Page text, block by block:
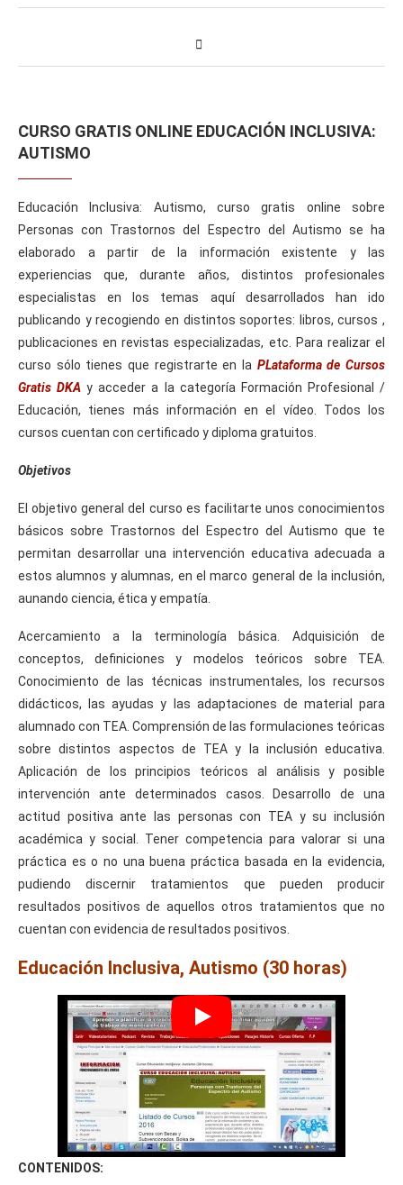
CURSO GRATIS ONLINE EDUCACIÓN INCLUSIVA:
AUTISMO
Educación Inclusiva: Autismo, curso gratis online sobre
Personas con Trastornos del Espectro del Autismo se ha
elaborado a partir de la información existente y las
experiencias que, durante años, distintos profesionales
especialistas en los temas aquí desarrollados han ido
publicando y recogiendo en distintos soportes: libros, cursos ,
publicaciones en revistas especializadas, etc. Para realizar el
curso sólo tienes que registrarte en la PLataforma de Cursos
Gratis DKA y acceder a la categoría Formación Profesional /
Educación, tienes más información en el vídeo. Todos los
cursos cuentan con certificado y diploma gratuitos.
Objetivos
El objetivo general del curso es facilitarte unos conocimientos
básicos sobre Trastornos del Espectro del Autismo que te
permitan desarrollar una intervención educativa adecuada a
estos alumnos y alumnas, en el marco general de la inclusión,
aunando ciencia, ética y empatía.
Acercamiento a la terminología básica. Adquisición de
conceptos, definiciones y modelos teóricos sobre TEA.
Conocimiento de las técnicas instrumentales, los recursos
didácticos, las ayudas y las adaptaciones de material para
alumnado con TEA. Comprensión de las formulaciones teóricas
sobre distintos aspectos de TEA y la inclusión educativa.
Aplicación de los principios teóricos al análisis y posible
intervención ante determinados casos. Desarrollo de una
actitud positiva ante las personas con TEA y su inclusión
académica y social. Tener competencia para valorar si una
práctica es o no una buena práctica basada en la evidencia,
pudiendo discernir tratamientos que pueden producir
resultados positivos de aquellos otros tratamientos que no
cuentan con evidencia de resultados positivos.
Educación Inclusiva, Autismo (30 horas)
CONTENIDOS: